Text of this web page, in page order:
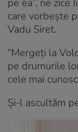
care vorbește
Vadu Siret.
“Mergeți la
pe drumurile
cele mai
Și-l ascultăm